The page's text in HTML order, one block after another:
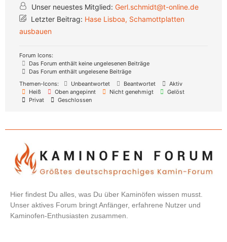
Unser neuestes Mitglied: Gerl.schmidt@t-online.de
Letzter Beitrag: Hase Lisboa, Schamottplatten
ausbauen
Forum Icons:
Das Forum enthält keine ungelesenen Beiträge
Das Forum enthält ungelesene Beiträge
Themen-Icons:
Unbeantwortet Beantwortet
Aktiv
Heiß
Oben angepinnt Nicht genehmigt
Gelöst
Privat
Geschlossen
Hier findest Du alles, was Du über Kaminöfen wissen musst.
Unser aktives Forum bringt Anfänger, erfahrene Nutzer und
Kaminofen-Enthusiasten zusammen.